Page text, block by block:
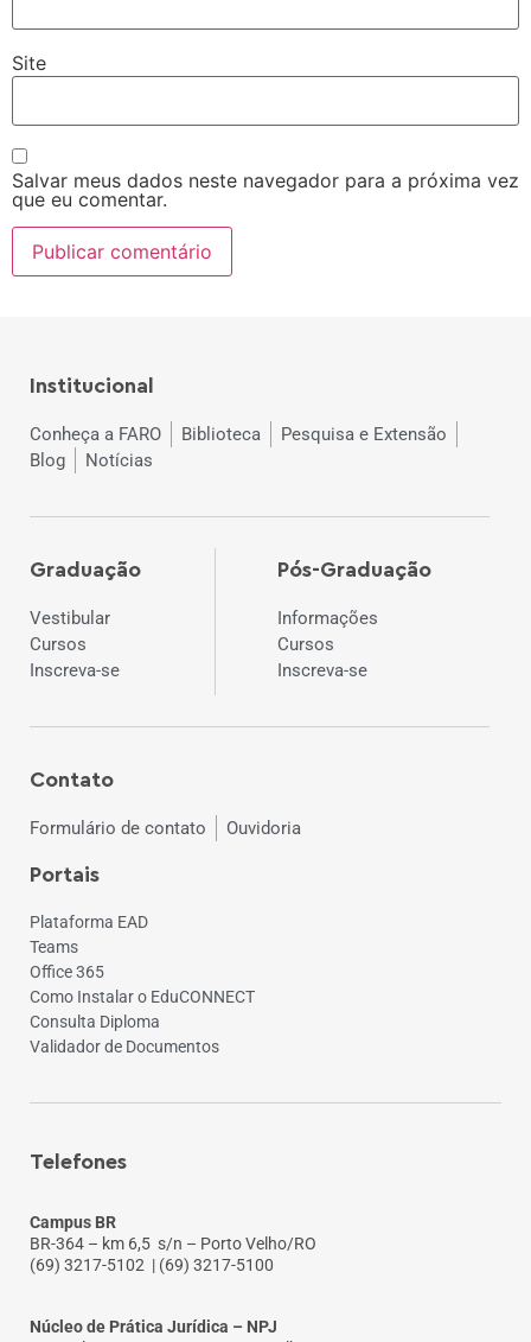
Site
Salvar meus dados neste navegador para a próxima vez
que eu comentar.
Institucional
Conheça a FARO Biblioteca
Pesquisa e Extensão
Blog
Notícias
Graduação
Vestibular
Cursos
Inscreva-se
Pós-Graduação
Informações
Cursos
Inscreva-se
Contato
Formulário de contato Ouvidoria
Portais
Plataforma EAD
Teams
Office 365
Como Instalar o EduCONNECT
Consulta Diploma
Validador de Documentos
Telefones
Campus BR
BR-364 – km 6,5 s/n – Porto Velho/RO
(69) 3217-5102 | (69) 3217-5100
Núcleo de Prática Jurídica – NPJ